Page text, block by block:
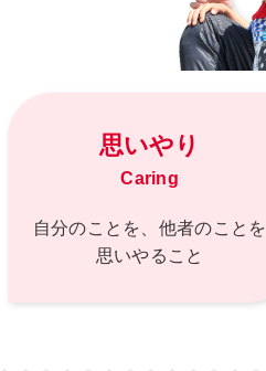
思いやり
Caring
自分のことを、他者のことを
思いやること